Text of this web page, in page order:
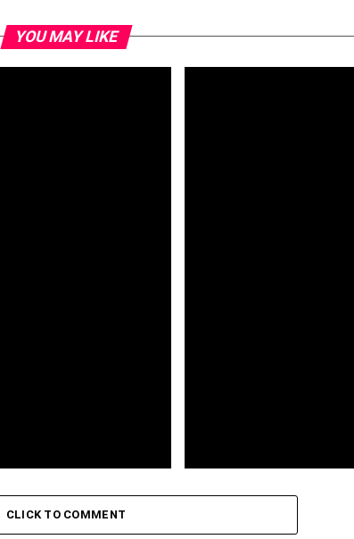
YOU MAY LIKE
Leo Santana abre
encerra a 42.ª
Futebol: Guarda-redes
camisola do Colo Colo
CLICK TO COMMENT